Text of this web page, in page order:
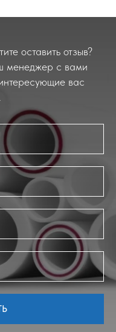
оставить отзыв?
менеджер с вами
вас